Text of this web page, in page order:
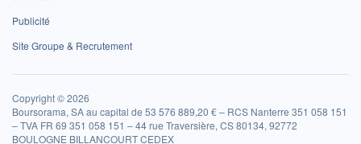
Publicité
Site Groupe & Recrutement
Copyright © 2026
Boursorama, SA au capital de 53 576 889,20 € – RCS Nanterre 351 058 151
– TVA FR 69 351 058 151 – 44 rue Traversière, CS 80134, 92772
BOULOGNE BILLANCOURT CEDEX